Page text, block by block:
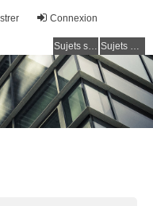
Connexion
Sujets sans réponse Sujets actifs